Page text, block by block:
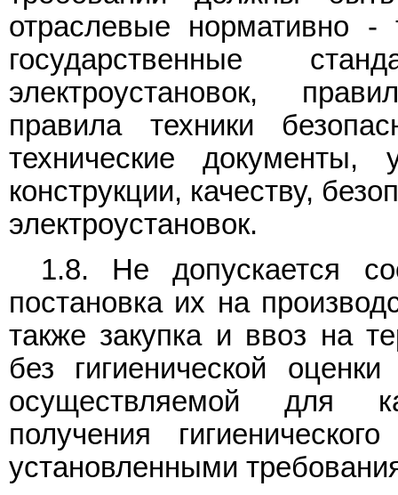
отраслевые нормативно -
государственные
электроустановок,
правила техники
технические документы,
конструкции, качеству,
электроустановок.
1.8. Не допускается
постановка их на
также закупка и ввоз на
без гигиенической
осуществляемой для
получения
установленными